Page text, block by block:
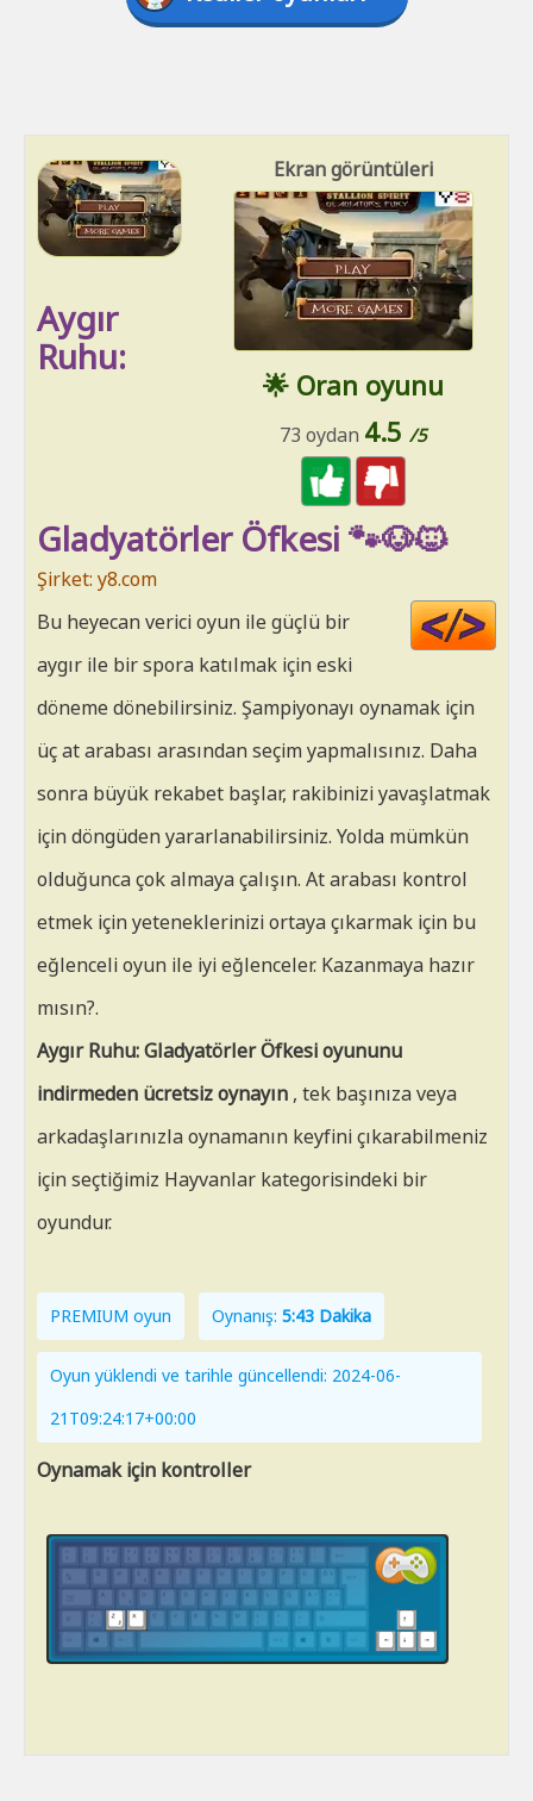
Ekran görüntüleri
🌟 Oran oyunu
73 oydan 4.5 /5
Aygır
Ruhu:
Gladyatörler Öfkesi 🐾🐶🐱
Şirket: y8.com
Bu heyecan verici oyun ile güçlü bir
aygır ile bir spora katılmak için eski
döneme dönebilirsiniz. Şampiyonayı oynamak için
üç at arabası arasından seçim yapmalısınız. Daha
sonra büyük rekabet başlar, rakibinizi yavaşlatmak
için döngüden yararlanabilirsiniz. Yolda mümkün
olduğunca çok almaya çalışın. At arabası kontrol
etmek için yeteneklerinizi ortaya çıkarmak için bu
eğlenceli oyun ile iyi eğlenceler. Kazanmaya hazır
mısın?.
Aygır Ruhu: Gladyatörler Öfkesi oyununu
indirmeden ücretsiz oynayın , tek başınıza veya
arkadaşlarınızla oynamanın keyfini çıkarabilmeniz
için seçtiğimiz Hayvanlar kategorisindeki bir
oyundur.
PREMIUM oyun Oynanış: 5:43 Dakika
Oyun yüklendi ve tarihle güncellendi: 2024-06-
21T09:24:17+00:00
Oynamak için kontroller